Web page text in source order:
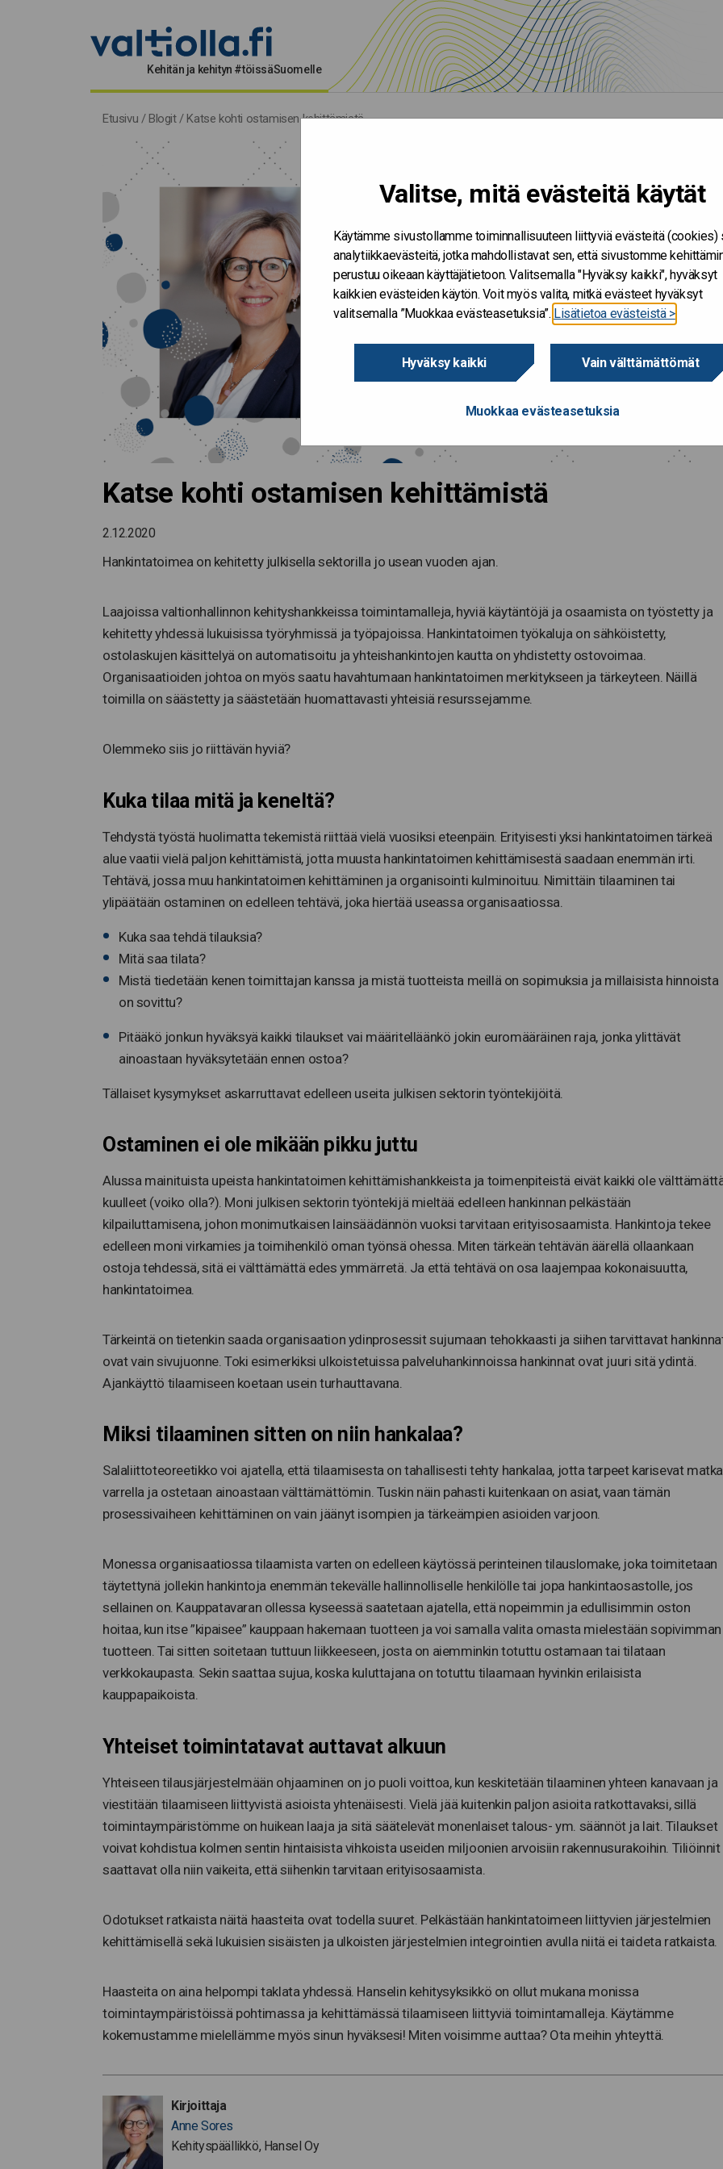
Valitse, mitä evästeitä käytät
Käytämme sivustollamme toiminnallisuuteen liittyviä evästeitä (cookies)
analytiikkaevästeitä, jotka mahdollistavat sen, että sivustomme
perustuu oikeaan käyttäjätietoon. Valitsemalla "Hyväksy kaikki", hyväksyt
kaikkien evästeiden käytön. Voit myös valita, mitkä evästeet hyväksyt
valitsemalla ”Muokkaa evästeasetuksia”. Lisätietoa evästeistä >
Hyväksy kaikki Vain välttämättömät
Muokkaa evästeasetuksia
Kehitän ja kehityn #töissäSuomelle
Etusivu / Blogit/ Katse kohti ostamisen kehittämistä
Katse kohti ostamisen kehittämistä
2.12.2020
Hankintatoimea on kehitetty julkisella sektorilla jo usean vuoden ajan.
Laajoissa valtionhallinnon kehityshankkeissa toimintamalleja, hyviä käytäntöjä ja osaamista on työstetty ja
kehitetty yhdessä lukuisissa työryhmissä ja työpajoissa. Hankintatoimen työkaluja on sähköistetty,
ostolaskujen käsittelyä on automatisoitu ja yhteishankintojen kautta on yhdistetty ostovoimaa.
Organisaatioiden johtoa on myös saatu havahtumaan hankintatoimen merkitykseen ja tärkeyteen. Näillä
toimilla on säästetty ja säästetään huomattavasti yhteisiä resurssejamme.
Olemmeko siis jo riittävän hyviä?
Kuka tilaa mitä ja keneltä?
Tehdystä työstä huolimatta tekemistä riittää vielä vuosiksi eteenpäin. Erityisesti yksi hankintatoimen tärkeä
alue vaatii vielä paljon kehittämistä, jotta muusta hankintatoimen kehittämisestä saadaan enemmän irti.
Tehtävä, jossa muu hankintatoimen kehittäminen ja organisointi kulminoituu. Nimittäin tilaaminen tai
ylipäätään ostaminen on edelleen tehtävä, joka hiertää useassa organisaatiossa.
Kuka saa tehdä tilauksia?
Mitä saa tilata?
Mistä tiedetään kenen toimittajan kanssa ja mistä tuotteista meillä on sopimuksia ja millaisista hinnoista
on sovittu?
Pitääkö jonkun hyväksyä kaikki tilaukset vai määritelläänkö jokin euromääräinen raja, jonka ylittävät
ainoastaan hyväksytetään ennen ostoa?
Tällaiset kysymykset askarruttavat edelleen useita julkisen sektorin työntekijöitä.
Ostaminen ei ole mikään pikku juttu
Alussa mainituista upeista hankintatoimen kehittämishankkeista ja toimenpiteistä eivät kaikki ole
kuulleet (voiko olla?). Moni julkisen sektorin työntekijä mieltää edelleen hankinnan pelkästään
kilpailuttamisena, johon monimutkaisen lainsäädännön vuoksi tarvitaan erityisosaamista. Hankintoja tekee
edelleen moni virkamies ja toimihenkilö oman työnsä ohessa. Miten tärkeän tehtävän äärellä ollaankaan
ostoja tehdessä, sitä ei välttämättä edes ymmärretä. Ja että tehtävä on osa laajempaa kokonaisuutta,
hankintatoimea.
Tärkeintä on tietenkin saada organisaation ydinprosessit sujumaan tehokkaasti ja siihen tarvittavat
ovat vain sivujuonne. Toki esimerkiksi ulkoistetuissa palveluhankinnoissa hankinnat ovat juuri sitä ydintä.
Ajankäyttö tilaamiseen koetaan usein turhauttavana.
Miksi tilaaminen sitten on niin hankalaa?
Salaliittoteoreetikko voi ajatella, että tilaamisesta on tahallisesti tehty hankalaa, jotta tarpeet karisevat
varrella ja ostetaan ainoastaan välttämättömin. Tuskin näin pahasti kuitenkaan on asiat, vaan tämän
prosessivaiheen kehittäminen on vain jäänyt isompien ja tärkeämpien asioiden varjoon.
Monessa organisaatiossa tilaamista varten on edelleen käytössä perinteinen tilauslomake, joka toimitetaan
täytettynä jollekin hankintoja enemmän tekevälle hallinnolliselle henkilölle tai jopa hankintaosastolle, jos
sellainen on. Kauppatavaran ollessa kyseessä saatetaan ajatella, että nopeimmin ja edullisimmin oston
hoitaa, kun itse ”kipaisee” kauppaan hakemaan tuotteen ja voi samalla valita omasta mielestään sopivimman
tuotteen. Tai sitten soitetaan tuttuun liikkeeseen, josta on aiemminkin totuttu ostamaan tai tilataan
verkkokaupasta. Sekin saattaa sujua, koska kuluttajana on totuttu tilaamaan hyvinkin erilaisista
kauppapaikoista.
Yhteiset toimintatavat auttavat alkuun
Yhteiseen tilausjärjestelmään ohjaaminen on jo puoli voittoa, kun keskitetään tilaaminen yhteen kanavaan ja
viestitään tilaamiseen liittyvistä asioista yhtenäisesti. Vielä jää kuitenkin paljon asioita ratkottavaksi, sillä
toimintaympäristömme on huikean laaja ja sitä säätelevät monenlaiset talous- ym. säännöt ja lait. Tilaukset
voivat kohdistua kolmen sentin hintaisista vihkoista useiden miljoonien arvoisiin rakennusurakoihin. Tiliöinnit
saattavat olla niin vaikeita, että siihenkin tarvitaan erityisosaamista.
Odotukset ratkaista näitä haasteita ovat todella suuret. Pelkästään hankintatoimeen liittyvien järjestelmien
kehittämisellä sekä lukuisien sisäisten ja ulkoisten järjestelmien integrointien avulla niitä ei taideta ratkaista.
Haasteita on aina helpompi taklata yhdessä. Hanselin kehitysyksikkö on ollut mukana monissa
toimintaympäristöissä pohtimassa ja kehittämässä tilaamiseen liittyviä toimintamalleja. Käytämme
kokemustamme mielellämme myös sinun hyväksesi! Miten voisimme auttaa? Ota meihin yhteyttä.
Kirjoittaja
Anne Sores
Kehityspäällikkö, Hansel Oy